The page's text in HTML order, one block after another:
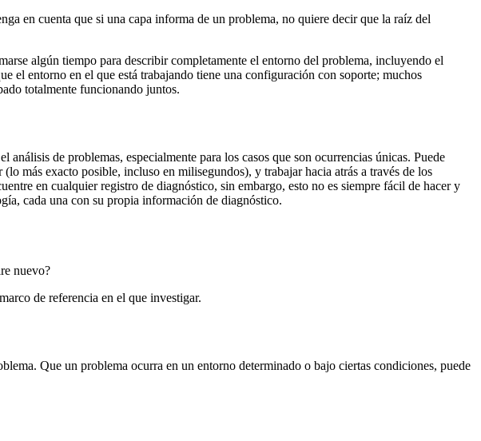
en cuenta que si una capa informa de un problema, no quiere decir que la raíz del
algún tiempo para describir completamente el entorno del problema, incluyendo el
el entorno en el que está trabajando tiene una configuración con soporte; muchos
totalmente funcionando juntos.
de problemas, especialmente para los casos que son ocurrencias únicas. Puede
más exacto posible, incluso en milisegundos), y trabajar hacia atrás a través de los
en cualquier registro de diagnóstico, sin embargo, esto no es siempre fácil de hacer y
cada una con su propia información de diagnóstico.
nuevo?
de referencia en el que investigar.
Que un problema ocurra en un entorno determinado o bajo ciertas condiciones, puede